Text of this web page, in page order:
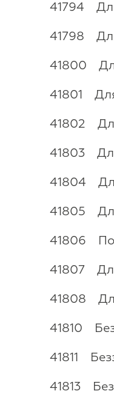
41794
41798
41800
41801
41802
41803
41804
41805
41806
41807
41808
41810
41811
41813